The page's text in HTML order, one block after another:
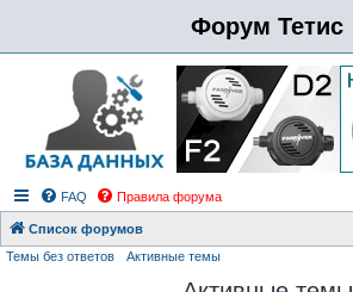
Форум Тетис
FAQ Правила форума
Список форумов
Темы без ответов Активные темы